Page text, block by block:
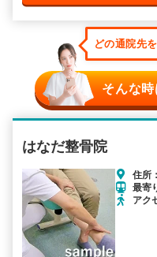
どの通院先
そんな
はなだ整骨院
住所
最寄
アク